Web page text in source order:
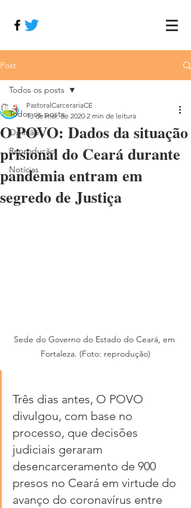
Post
Todos os posts
Opinião
Reprodução
Notícias
Todos os posts
O POVO: Dados da situação
prisional do Ceará durante
pandemia entram em
segredo de Justiça
PastoralCarcerariaCE
13 de mai. de 2020 2 min de leitura
Sede do Governo do Estado do Ceará, em
Fortaleza. (Foto: reprodução)
Três dias antes, O POVO
divulgou, com base no
processo, que decisões
judiciais geraram
desencarceramento de 900
presos no Ceará em virtude do
avanço do coronavírus entre